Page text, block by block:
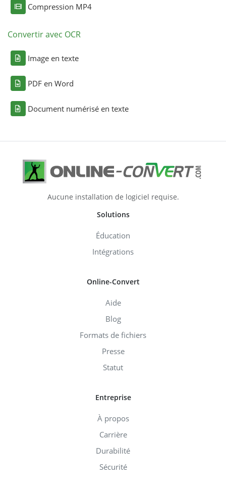
Compression MP4
Convertir avec OCR
Image en texte
PDF en Word
Document numérisé en texte
Aucune installation de logiciel requise.
Solutions
Éducation
Intégrations
Online-Convert
Aide
Blog
Formats de fichiers
Presse
Statut
Entreprise
À propos
Carrière
Durabilité
Sécurité